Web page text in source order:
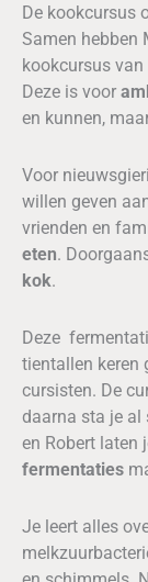
De kookcursus
Samen hebben
kookcursus
Deze is voor
en kunnen,
Voor
willen geven
vrienden en
eten.
kok.
Deze
tientallen keren
cursisten. De
daarna sta je al
en Robert laten
fermentaties
Je leert alles